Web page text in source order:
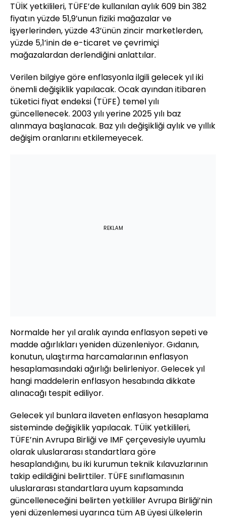
TÜİK yetkilileri, TÜFE’de kullanılan aylık 609 bin 382
fiyatın yüzde 51,9’unun fiziki mağazalar ve
işyerlerinden, yüzde 43’ünün zincir marketlerden,
yüzde 5,1’inin de e-ticaret ve çevrimiçi
mağazalardan derlendiğini anlattılar.
Verilen bilgiye göre enflasyonla ilgili gelecek yıl iki
önemli değişiklik yapılacak. Ocak ayından itibaren
tüketici fiyat endeksi (TÜFE) temel yılı
güncellenecek. 2003 yılı yerine 2025 yılı baz
alınmaya başlanacak. Baz yılı değişikliği aylık ve yıllık
değişim oranlarını etkilemeyecek.
REKLAM
Normalde her yıl aralık ayında enflasyon sepeti ve
madde ağırlıkları yeniden düzenleniyor. Gıdanın,
konutun, ulaştırma harcamalarının enflasyon
hesaplamasındaki ağırlığı belirleniyor. Gelecek yıl
hangi maddelerin enflasyon hesabında dikkate
alınacağı tespit ediliyor.
Gelecek yıl bunlara ilaveten enflasyon hesaplama
sisteminde değişiklik yapılacak. TÜİK yetkilileri,
TÜFE’nin Avrupa Birliği ve IMF çerçevesiyle uyumlu
olarak uluslararası standartlara göre
hesaplandığını, bu iki kurumun teknik kılavuzlarının
takip edildiğini belirttiler. TÜFE sınıflamasının
uluslararası standartlara uyum kapsamında
güncelleneceğini belirten yetkililer Avrupa Birliği’nin
yeni düzenlemesi uyarınca tüm AB üyesi ülkelerin